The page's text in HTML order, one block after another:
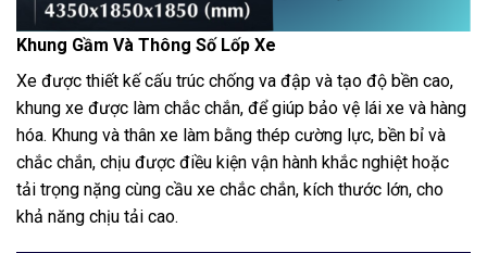
Khung Gầm Và Thông Số Lốp Xe
Xe được thiết kế cấu trúc chống va đập và tạo độ bền cao,
khung xe được làm chắc chắn, để giúp bảo vệ lái xe và hàng
hóa. Khung và thân xe làm bằng thép cường lực, bền bỉ và
chắc chắn, chịu được điều kiện vận hành khắc nghiệt hoặc
tải trọng nặng cùng cầu xe chắc chắn, kích thước lớn, cho
khả năng chịu tải cao.